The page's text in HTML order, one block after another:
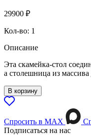
29900 ₽
Кол-во: 1
Описание
Эта скамейка‑стол
а столешница из
В корзину
Спросить в МАХ
Подписаться на нас